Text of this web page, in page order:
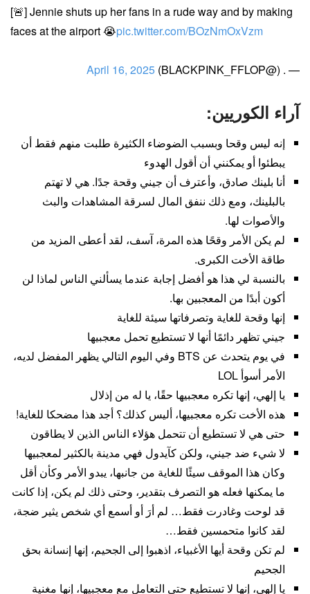
[🚨] Jennie shuts up her fans in a rude way and by making
faces at the airport 😭pic.twitter.com/BOzNmOxVzm
— . (@BLACKPINK_FFLOP)
April 16, 2025
آراء الكوريين:
إنه ليس وقحا وبسبب الضوضاء الكثيرة طلبت منهم فقط أن
يبطئوا أو يمكنني أن أقول الهدوء
أنا بلينك صادق، وأعترف أن جيني وقحة جدًا. هي لا تهتم
بالبلينك، ومع ذلك ننفق المال لسرقة المشاهدات والبث
والأصوات لها.
لم يكن الأمر وقحًا هذه المرة، آسف، لقد أعطى المزيد من
طاقة الأخت الكبرى.
بالنسبة لي هذا هو أفضل إجابة عندما يسألني الناس لماذا لن
أكون أبدًا من المعجبين بها.
إنها وقحة للغاية وتصرفاتها سيئة للغاية
جيني تظهر دائمًا أنها لا تستطيع تحمل معجبيها
في يوم يتحدث عن BTS وفي اليوم التالي يظهر المفضل لديه،
الأمر أسوأ LOL
يا إلهي، إنها تكره معجبيها حقًا، يا له من إذلال
هذه الأخت تكره معجبيها، أليس كذلك؟ أجد هذا مضحكا للغاية!
حتى هي لا تستطيع أن تتحمل هؤلاء الناس الذين لا يطاقون
لا شيء ضد جيني، ولكن كآيدول فهي مدينة بالكثير لمعجبيها
وكان هذا الموقف سيئًا للغاية من جانبها، يبدو الأمر وكأن أقل
ما يمكنها فعله هو التصرف بتقدير، وحتى ذلك لم يكن، إذا كانت
قد لوحت وغادرت فقط… لم أرَ أو أسمع أي شخص يثير ضجة،
لقد كانوا متحمسين فقط…
لم تكن وقحة أيها الأغبياء، اذهبوا إلى الجحيم، إنها إنسانة بحق
الجحيم
يا إلهي، إنها لا تستطيع حتى التعامل مع معجبيها، إنها مغنية